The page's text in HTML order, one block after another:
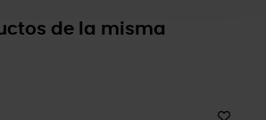
de la misma